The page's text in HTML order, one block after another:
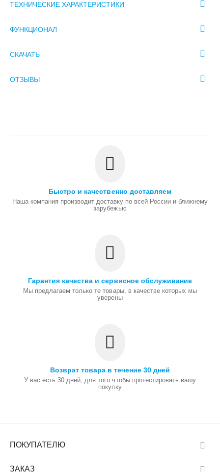
ТЕХНИЧЕСКИЕ ХАРАКТЕРИСТИКИ
ФУНКЦИОНАЛ
СКАЧАТЬ
ОТЗЫВЫ
Быстро и качественно доставляем
Наша компания производит доставку по всей России и ближнему
зарубежью
Гарантия качества и сервисное обслуживание
Мы предлагаем только те товары, в качестве которых мы
уверены
Возврат товара в течение 30 дней
У вас есть 30 дней, для того чтобы протестировать вашу
покупку
ПОКУПАТЕЛЮ
ЗАКАЗ